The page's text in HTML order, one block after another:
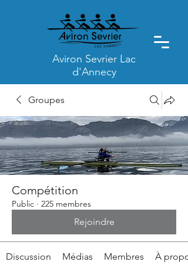
Aviron Sevrier Lac
d'Annecy
Groupes
Compétition
Public · 225 membres
Rejoindre
Discussion Médias Membres À